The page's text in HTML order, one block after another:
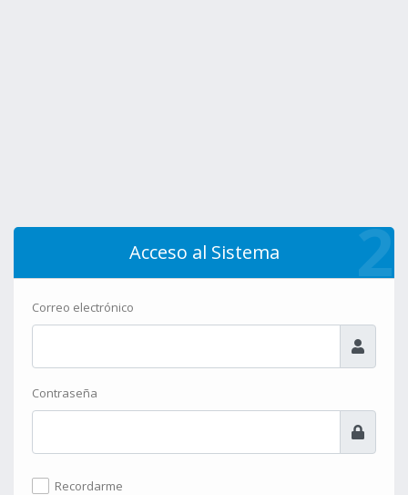
Acceso al Sistema 2
Correo electrónico
Contraseña
Recordarme